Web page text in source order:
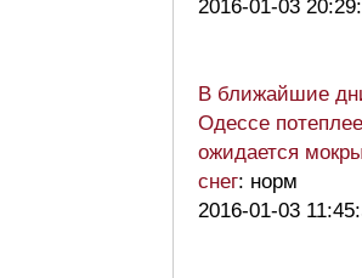
2016-01-03
В ближайшие
Одессе
ожидается
снег: норм
2016-01-03